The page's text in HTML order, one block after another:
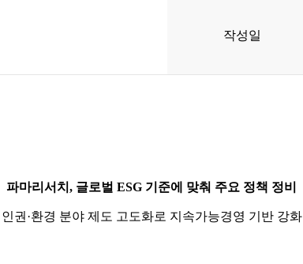
작성일
파마리서치, 글로벌 ESG 기준에 맞춰 주요 정책 정비
인권·환경 분야 제도 고도화로 지속가능경영 기반 강화